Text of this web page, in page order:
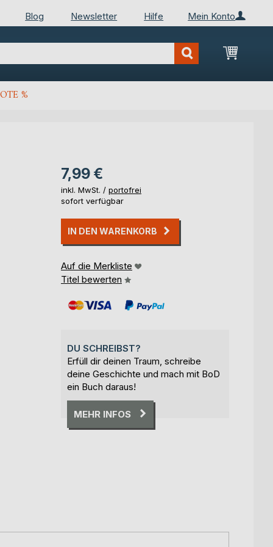
Mein Konto
Blog Newsletter Hilfe
Mein
%
7,99 €
inkl. MwSt. / portofrei
sofort verfügbar
IN DEN WARENKORB
Auf die Merkliste
Titel bewerten
DU SCHREIBST?
Erfüll dir deinen Traum, schreibe
deine Geschichte und mach mit BoD
ein Buch daraus!
MEHR INFOS